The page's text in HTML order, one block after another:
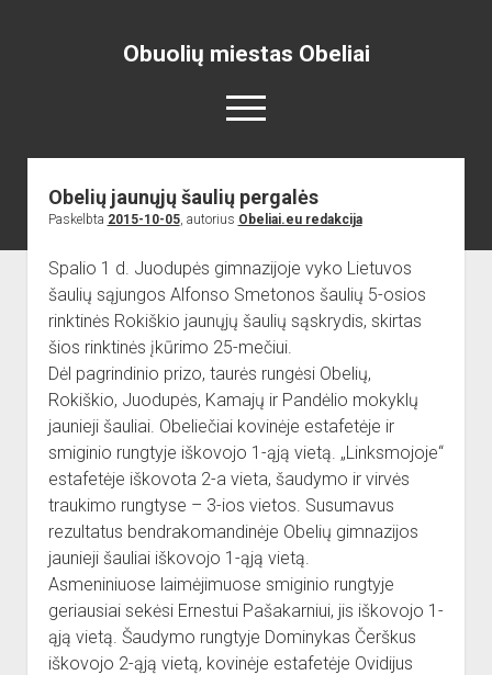
Obuolių miestas Obeliai
open
menu
Pradžia
open
menu
Skelbimai
Renginiai
Projektai
open
dropdown
menu
Miesto aikštė
Obelių paminklas
ISTORIJA
open
dropdown
Lankytinos vietos
menu
Bažnyčia
Muziejus
Kiti objektai
Obelių gimnazija
menu
Gimnazistų naujienos
Gimnazistų kūryba
Kraštiečių kūryba
NUOTRAUKOS
Organizacijos
open
dropdown
menu
Sėlos Ramuva
Jaunieji šauliai
Sporto Klubas
Apie mus
open
dropdown
menu
Reikalingi kontaktai
Nuorodos
Bendruomenės
Sporto klubas
Obelių biblioteka
Obelių jaunųjų šaulių pergalės
Paskelbta 2015-10-05, autorius Obeliai.eu redakcija
Spalio 1 d. Juodupės gimnazijoje vyko Lietuvos
šaulių sąjungos Alfonso Smetonos šaulių 5-osios
rinktinės Rokiškio jaunųjų šaulių sąskrydis, skirtas
šios rinktinės įkūrimo 25-mečiui.
Dėl pagrindinio prizo, taurės rungėsi Obelių,
Rokiškio, Juodupės, Kamajų ir Pandėlio mokyklų
jaunieji šauliai. Obeliečiai kovinėje estafetėje ir
smiginio rungtyje iškovojo 1-ąją vietą. „Linksmojoje“
estafetėje iškovota 2-a vieta, šaudymo ir virvės
traukimo rungtyse – 3-ios vietos. Susumavus
rezultatus bendrakomandinėje Obelių gimnazijos
jaunieji šauliai iškovojo 1-ąją vietą.
Asmeniniuose laimėjimuose smiginio rungtyje
geriausiai sekėsi Ernestui Pašakarniui, jis iškovojo 1-
ąją vietą. Šaudymo rungtyje Dominykas Čerškus
iškovojo 2-ąją vietą, kovinėje estafetėje Ovidijus